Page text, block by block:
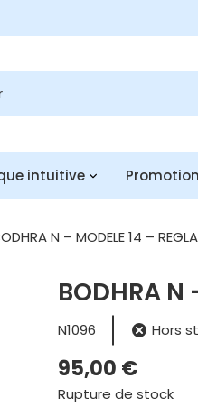
intuitive
N – MODELE 14 –
BODHRA N
N1096 Hors
95,00 €
Rupture de stock